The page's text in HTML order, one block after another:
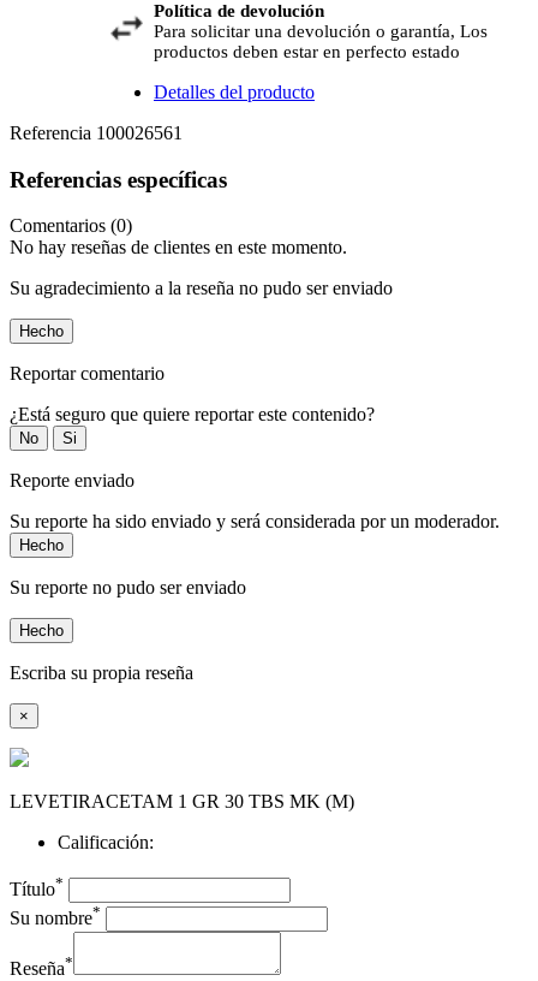
Política de devolución
Para solicitar una devolución o garantía, Los
productos deben estar en perfecto estado
Detalles del producto
Referencia 100026561
Referencias específicas
Comentarios (0)
No hay reseñas de clientes en este momento.
Su agradecimiento a la reseña no pudo ser enviado
Hecho
Reportar comentario
¿Está seguro que quiere reportar este contenido?
No Si
Reporte enviado
Su reporte ha sido enviado y será considerada por un moderador.
Hecho
Su reporte no pudo ser enviado
Hecho
Escriba su propia reseña
×
LEVETIRACETAM 1 GR 30 TBS MK (M)
Calificación:
Título*
Su nombre*
Reseña*